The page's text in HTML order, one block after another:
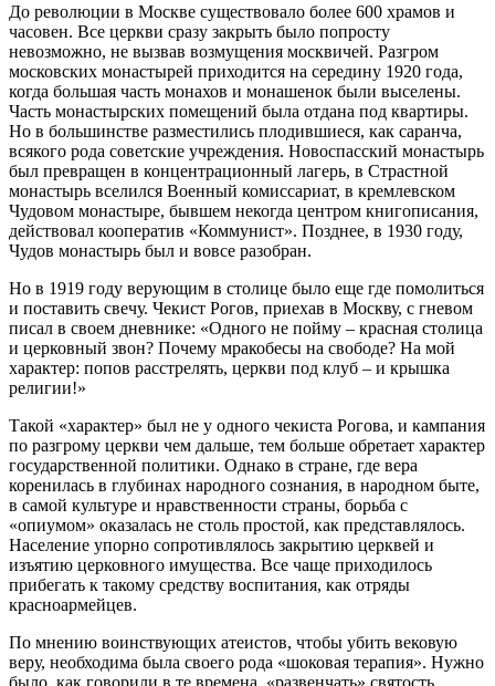
До революции в Москве существовало более 600 храмов и
часовен. Все церкви сразу закрыть было попросту
невозможно, не вызвав возмущения москвичей. Разгром
московских монастырей приходится на середину 1920 года,
когда большая часть монахов и монашенок были выселены.
Часть монастырских помещений была отдана под квартиры.
Но в большинстве разместились плодившиеся, как саранча,
всякого рода советские учреждения. Новоспасский монастырь
был превращен в концентрационный лагерь, в Страстной
монастырь вселился Военный комиссариат, в кремлевском
Чудовом монастыре, бывшем некогда центром книгописания,
действовал кооператив «Коммунист». Позднее, в 1930 году,
Чудов монастырь был и вовсе разобран.
Но в 1919 году верующим в столице было еще где помолиться
и поставить свечу. Чекист Рогов, приехав в Москву, с гневом
писал в своем дневнике: «Одного не пойму – красная столица
и церковный звон? Почему мракобесы на свободе? На мой
характер: попов расстрелять, церкви под клуб – и крышка
религии!»
Такой «характер» был не у одного чекиста Рогова, и кампания
по разгрому церкви чем дальше, тем больше обретает характер
государственной политики. Однако в стране, где вера
коренилась в глубинах народного сознания, в народном быте,
в самой культуре и нравственности страны, борьба с
«опиумом» оказалась не столь простой, как представлялось.
Население упорно сопротивлялось закрытию церквей и
изъятию церковного имущества. Все чаще приходилось
прибегать к такому средству воспитания, как отряды
красноармейцев.
По мнению воинствующих атеистов, чтобы убить вековую
веру, необходима была своего рода «шоковая терапия». Нужно
было, как говорили в те времена, «развенчать» святость